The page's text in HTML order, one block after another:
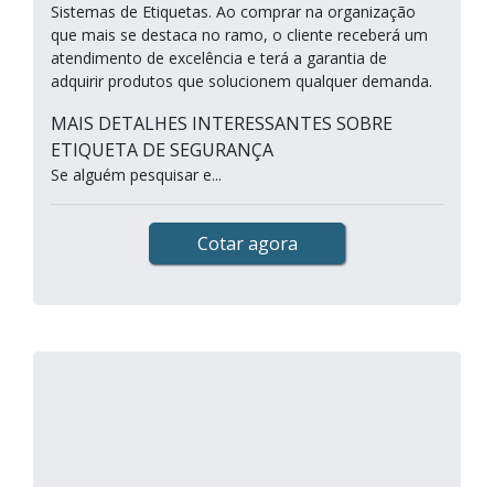
Sistemas de Etiquetas. Ao comprar na organização
que mais se destaca no ramo, o cliente receberá um
atendimento de excelência e terá a garantia de
adquirir produtos que solucionem qualquer demanda.
MAIS DETALHES INTERESSANTES SOBRE
ETIQUETA DE SEGURANÇA
Se alguém pesquisar e...
Cotar agora